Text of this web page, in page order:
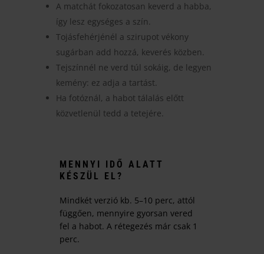
A matchát fokozatosan keverd a habba,
így lesz egységes a szín.
Tojásfehérjénél a szirupot vékony
sugárban add hozzá, keverés közben.
Tejszínnél ne verd túl sokáig, de legyen
kemény: ez adja a tartást.
Ha fotóznál, a habot tálalás előtt
közvetlenül tedd a tetejére.
MENNYI IDŐ ALATT
KÉSZÜL EL?
Mindkét verzió kb. 5–10 perc, attól
függően, mennyire gyorsan vered
fel a habot. A rétegezés már csak 1
perc.